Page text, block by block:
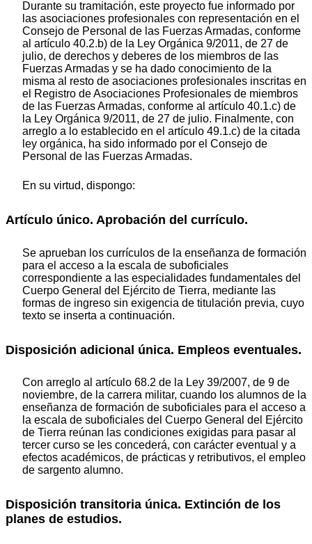
Durante su tramitación, este proyecto fue informado por
las asociaciones profesionales con representación en el
Consejo de Personal de las Fuerzas Armadas, conforme
al artículo 40.2.b) de la Ley Orgánica 9/2011, de 27 de
julio, de derechos y deberes de los miembros de las
Fuerzas Armadas y se ha dado conocimiento de la
misma al resto de asociaciones profesionales inscritas en
el Registro de Asociaciones Profesionales de miembros
de las Fuerzas Armadas, conforme al artículo 40.1.c) de
la Ley Orgánica 9/2011, de 27 de julio. Finalmente, con
arreglo a lo establecido en el artículo 49.1.c) de la citada
ley orgánica, ha sido informado por el Consejo de
Personal de las Fuerzas Armadas.
En su virtud, dispongo:
Artículo único. Aprobación del currículo.
Se aprueban los currículos de la enseñanza de formación
para el acceso a la escala de suboficiales
correspondiente a las especialidades fundamentales del
Cuerpo General del Ejército de Tierra, mediante las
formas de ingreso sin exigencia de titulación previa, cuyo
texto se inserta a continuación.
Disposición adicional única. Empleos eventuales.
Con arreglo al artículo 68.2 de la Ley 39/2007, de 9 de
noviembre, de la carrera militar, cuando los alumnos de la
enseñanza de formación de suboficiales para el acceso a
la escala de suboficiales del Cuerpo General del Ejército
de Tierra reúnan las condiciones exigidas para pasar al
tercer curso se les concederá, con carácter eventual y a
efectos académicos, de prácticas y retributivos, el empleo
de sargento alumno.
Disposición transitoria única. Extinción de los
planes de estudios.